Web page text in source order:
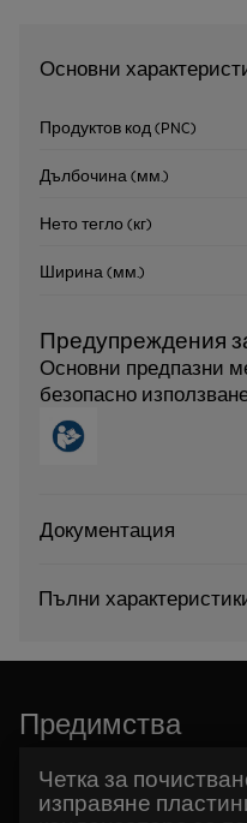
Основни
Продуктов код (PNC)
Дълбочина (мм.)
Нето тегло (кг)
Ширина (мм.)
Предупреждения
Основни предпазни
безопасно
Документация
Пълни
Предимства
Четка за
изправяне